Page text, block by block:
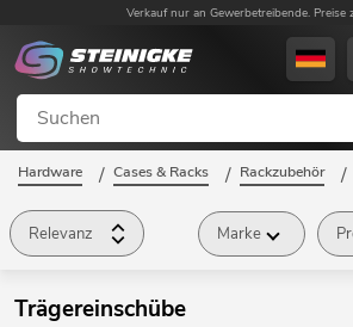
Verkauf nur an Gewerbetreibende. Preise
Hardware / Cases & Racks / Rackzubehör /
Relevanz Marke
Trägereinschübe